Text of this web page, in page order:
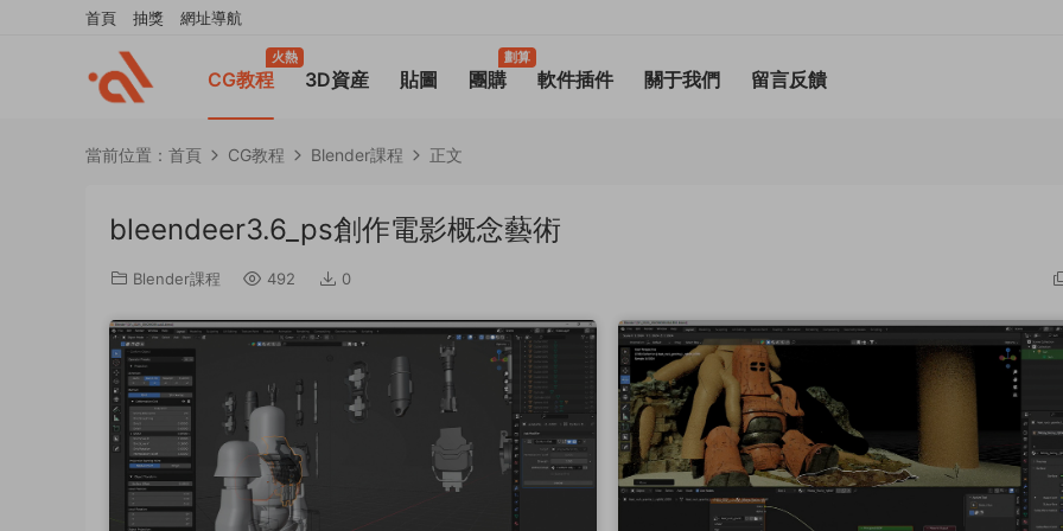
CG教程
火熱
3D資産 貼圖 團購
劃算
軟件插件 關于我們 留言反饋
首頁 抽獎 網址導航
當前位置： 首頁 CG教程 Blender課程 正文
bleendeer3.6_ps創作電影概念藝術
Blender課程 492 0